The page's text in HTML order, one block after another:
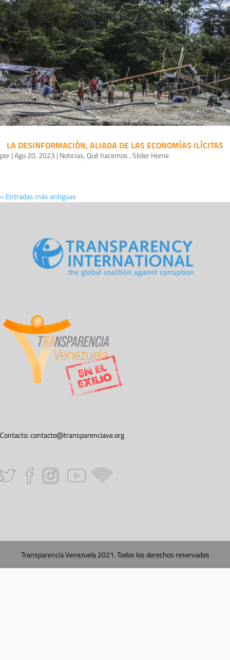
LA DESINFORMACIÓN, ALIADA DE LAS ECONOMÍAS ILÍCITAS
por|Ago 20, 2023 | Noticias,Qué hacemos,Slider Home
« Entradas más antiguas
Contacto:contacto@transparenciave.org
Transparencia Venezuela 2021. Todos los derechos reservados